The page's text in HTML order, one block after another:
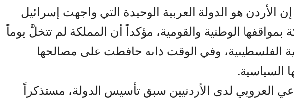
الأردن هو الدولة العربية الوحيدة التي واجهت إسرائيل
الوطنية والقومية، مؤكداً أن المملكة لم تتخلَّ يوماً
الفلسطينية، وفي الوقت ذاته حافظت على مصالحها
السياسية.
العروبي لدى الأردنيين سبق تأسيس الدولة، مستذكراً